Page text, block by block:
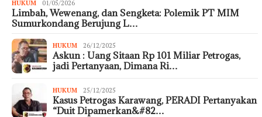
HUKUM 01/05/2026
Limbah, Wewenang, dan Sengketa: Polemik PT MIM
Sumurkondang Berujung L…
HUKUM 26/12/2025
Askun : Uang Sitaan Rp 101 Miliar Petrogas,
jadi Pertanyaan, Dimana Ri…
HUKUM 25/12/2025
Kasus Petrogas Karawang, PERADI Pertanyakan
“Duit Dipamerkan&#82…